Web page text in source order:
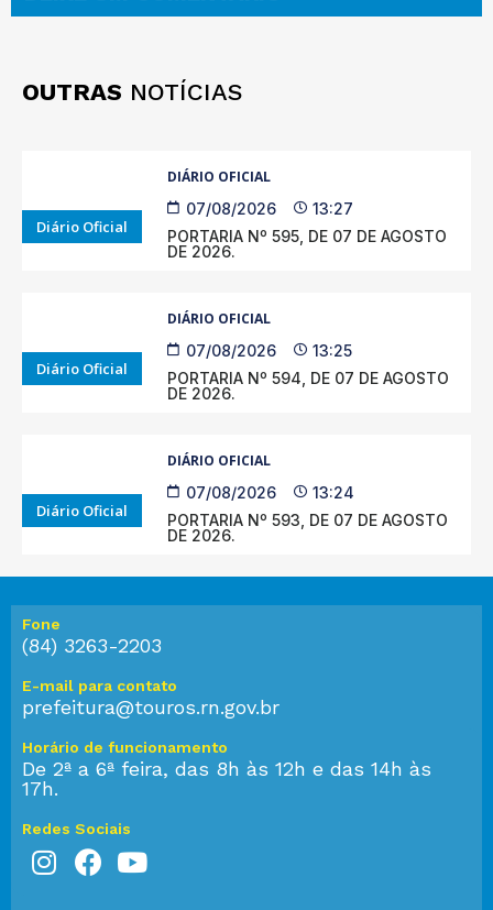
OUTRAS NOTÍCIAS
Diário Oficial
DIÁRIO OFICIAL
07/08/2026
13:27
PORTARIA Nº 595, DE 07 DE AGOSTO
DE 2026.
Diário Oficial
DIÁRIO OFICIAL
07/08/2026
13:25
PORTARIA Nº 594, DE 07 DE AGOSTO
DE 2026.
Diário Oficial
DIÁRIO OFICIAL
07/08/2026
13:24
PORTARIA Nº 593, DE 07 DE AGOSTO
DE 2026.
Fone
(84) 3263-2203
E-mail para contato
prefeitura@touros.rn.gov.br
Horário de funcionamento
De 2ª a 6ª feira, das 8h às 12h e das 14h às
17h.
Redes Sociais